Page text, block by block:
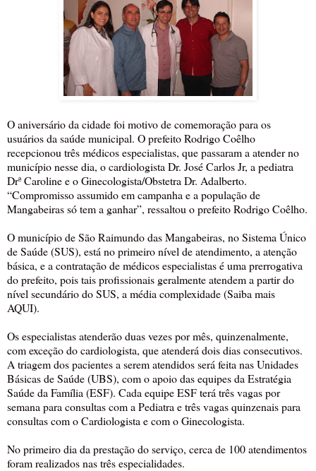
O aniversário da cidade foi motivo de comemoração para os
usuários da saúde municipal. O prefeito Rodrigo Coêlho
recepcionou três médicos especialistas, que passaram a atender no
município nesse dia, o cardiologista Dr. José Carlos Jr, a pediatra
Drª Caroline e o Ginecologista/Obstetra Dr. Adalberto.
“Compromisso assumido em campanha e a população de
Mangabeiras só tem a ganhar”, ressaltou o prefeito Rodrigo Coêlho.
O município de São Raimundo das Mangabeiras, no Sistema Único
de Saúde (SUS), está no primeiro nível de atendimento, a atenção
básica, e a contratação de médicos especialistas é uma prerrogativa
do prefeito, pois tais profissionais geralmente atendem a partir do
nível secundário do SUS, a média complexidade (Saiba mais
AQUI).
Os especialistas atenderão duas vezes por mês, quinzenalmente,
com exceção do cardiologista, que atenderá dois dias consecutivos.
A triagem dos pacientes a serem atendidos será feita nas Unidades
Básicas de Saúde (UBS), com o apoio das equipes da Estratégia
Saúde da Família (ESF). Cada equipe ESF terá três vagas por
semana para consultas com a Pediatra e três vagas quinzenais para
consultas com o Cardiologista e com o Ginecologista.
No primeiro dia da prestação do serviço, cerca de 100 atendimentos
foram realizados nas três especialidades.